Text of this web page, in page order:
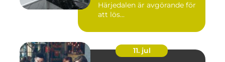
Härjedalen är avgörande för
att lös...
11. jul